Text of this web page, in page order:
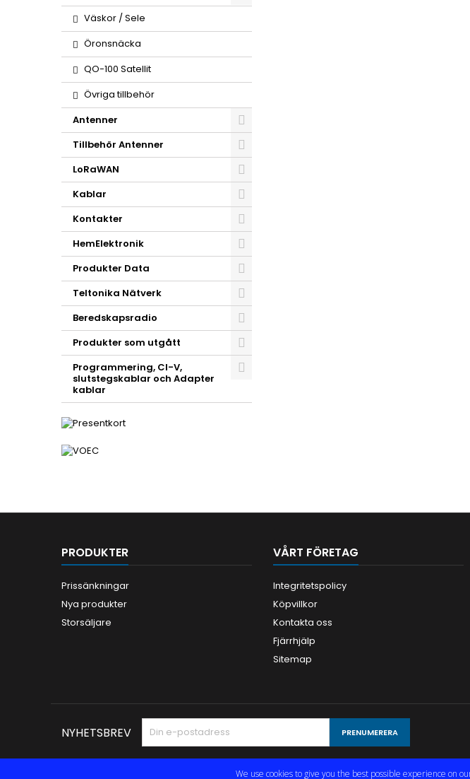
Väskor / Sele
Öronsnäcka
QO-100 Satellit
Övriga tillbehör
Antenner
Tillbehör Antenner
LoRaWAN
Kablar
Kontakter
HemElektronik
Produkter Data
Teltonika Nätverk
Beredskapsradio
Produkter som utgått
Programmering, CI-V,
slutstegskablar och Adapter
kablar
PRODUKTER
Prissänkningar
Nya produkter
Storsäljare
VÅRT FÖRETAG
Integritetspolicy
Köpvillkor
Kontakta oss
Fjärrhjälp
Sitemap
We use cookies to give you the best possible experience on
NYHETSBREV
© Copyright 2026 Limmared